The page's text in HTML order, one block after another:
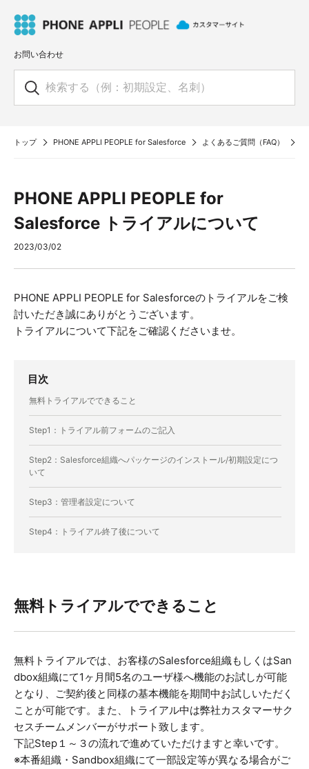
お問い合わせ
トップ PHONE APPLI PEOPLE for Salesforce よくあるご質問（FAQ）
PHONE APPLI PEOPLE for
Salesforce トライアルについて
2023/03/02
PHONE APPLI PEOPLE for Salesforceのトライアルをご検
討いただき誠にありがとうございます。
トライアルについて下記をご確認くださいませ。
目次
無料トライアルでできること
Step1：トライアル前フォームのご記入
Step2：Salesforce組織へパッケージのインストール/初期設定につ
いて
Step3：管理者設定について
Step4：トライアル終了後について
無料トライアルでできること
無料トライアルでは、お客様のSalesforce組織もしくはSan
dbox組織にて1ヶ月間5名のユーザ様へ機能のお試しが可能
となり、ご契約後と同様の基本機能を期間中お試しいただく
ことが可能です。また、トライアル中は弊社カスタマーサク
セスチームメンバーがサポート致します。
下記Step１～３の流れで進めていただけますと幸いです。
※本番組織・Sandbox組織にて一部設定等が異なる場合がご